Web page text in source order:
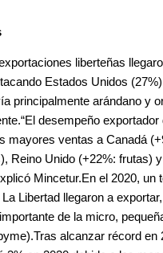
liberteñas
Estados Unidos
principalmente arándano y
desempeño exportador
mayores ventas a Canadá
Reino Unido (+22%: frutas)
Mincetur.En el 2020, un
Libertad llegaron a
de la micro,
alcanzar récord en